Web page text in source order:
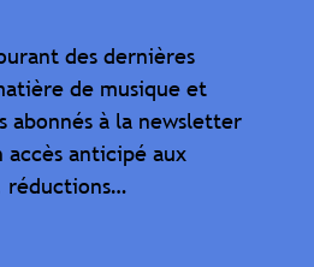
des dernières
de musique et
abonnés à la newsletter
anticipé aux
réductions…